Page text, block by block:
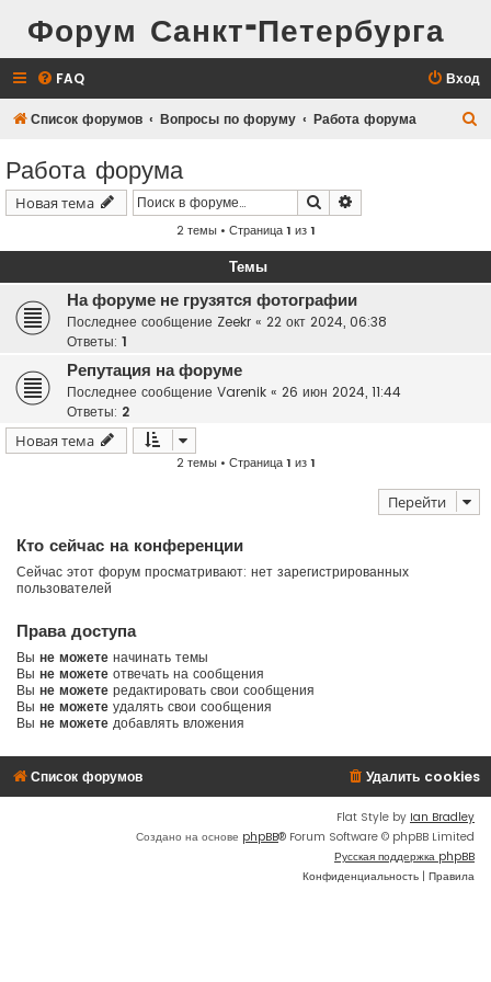
Форум Санкт-Петербурга
FAQ Вход
Список форумов Вопросы по форуму Работа форума
Работа форума
Новая тема Поиск
2 темы • Страница1 из1
Темы
На форуме не грузятся фотографии
Последнее сообщение Zeekr « 22 окт 2024, 06:38
Ответы: 1
Репутация на форуме
Последнее сообщение Varenik « 26 июн 2024, 11:44
Ответы: 2
Новая тема
2 темы • Страница1 из1
Перейти
Кто сейчас на конференции
Сейчас этот форум просматривают: нет зарегистрированных
пользователей
Права доступа
Вы не можете начинать темы
Вы не можете отвечать на сообщения
Вы не можете редактировать свои сообщения
Вы не можете удалять свои сообщения
Вы не можете добавлять вложения
Список форумов Удалить cookies
Flat Style by Ian Bradley
Создано на основе phpBB® Forum Software © phpBB Limited
Русская поддержка phpBB
Конфиденциальность | Правила